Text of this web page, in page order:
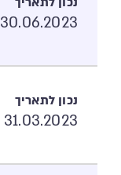
30.06.2023
31.03.2023